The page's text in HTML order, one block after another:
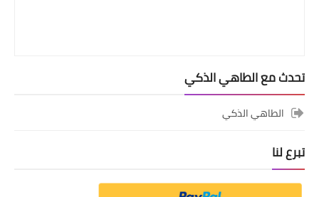
تحدث مع الطاهي الذكي
الطاهي الذكي
تبرع لنا